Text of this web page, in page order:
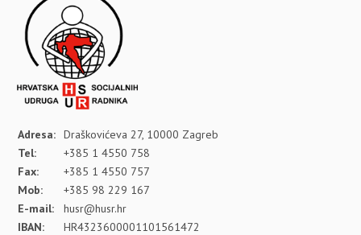
Adresa: Draškovićeva 27, 10000 Zagreb
Tel:
+385 1 4550 758
Fax:
+385 1 4550 757
Mob:
+385 98 229 167
E-mail:
husr@husr.hr
IBAN:
HR4323600001101561472